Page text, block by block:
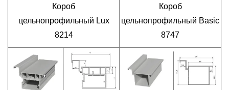
Короб
цельнопрофильный Lux
8214
Короб
цельнопрофильный Basic
8747